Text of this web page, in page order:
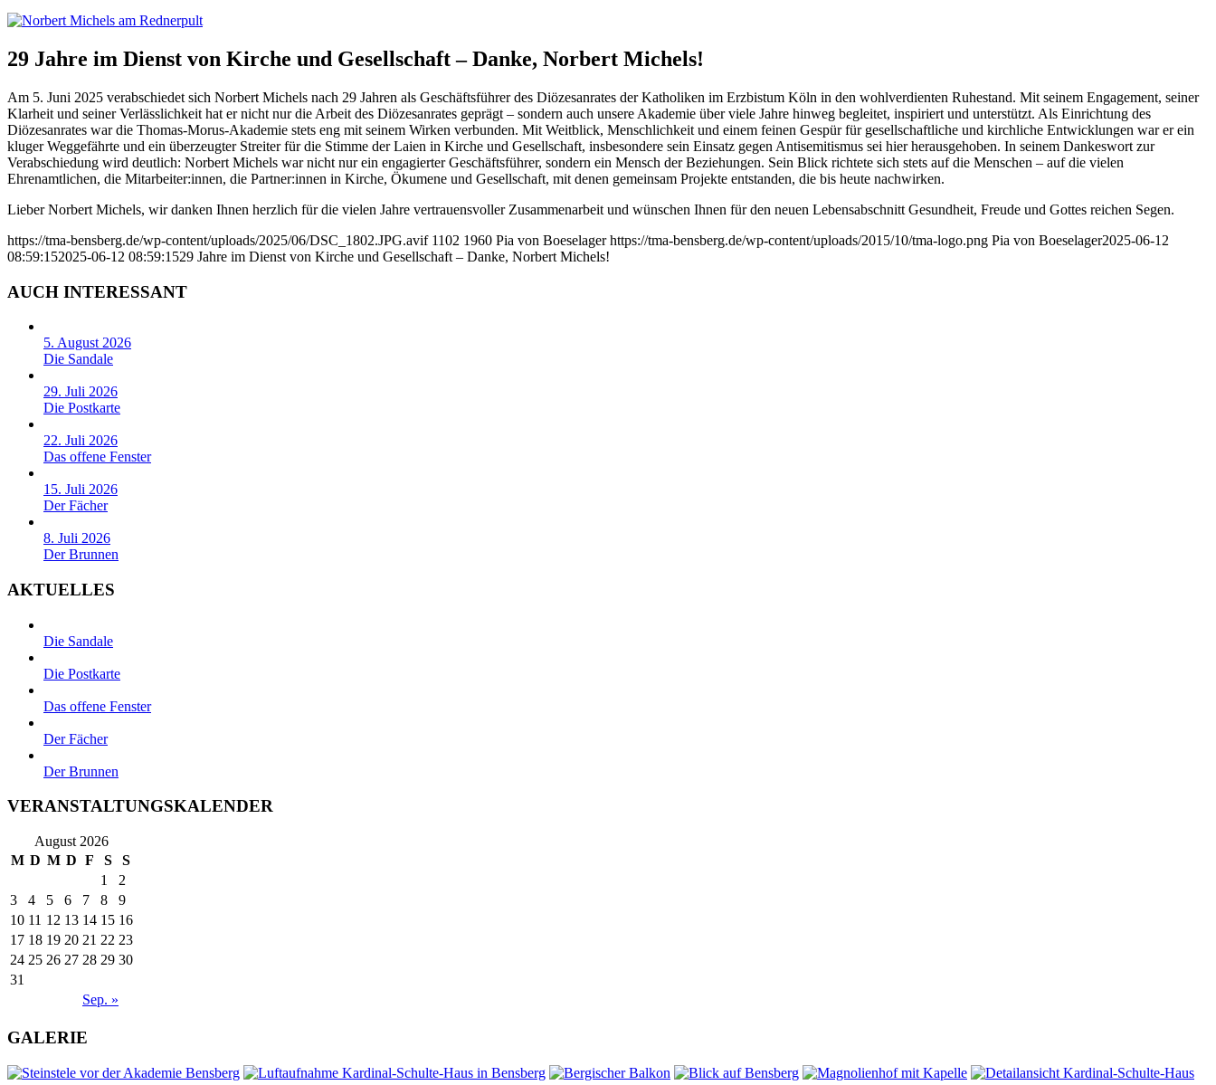
29 Jahre im Dienst von Kirche und Gesellschaft – Danke, Norbert Michels!
Am 5. Juni 2025 verabschiedet sich Norbert Michels nach 29 Jahren als Geschäftsführer des Diözesanrates der Katholiken im Erzbistum Köln in den wohlverdienten Ruhestand. Mit seinem Engagement, seiner
Klarheit und seiner Verlässlichkeit hat er nicht nur die Arbeit des Diözesanrates geprägt – sondern auch unsere Akademie über viele Jahre hinweg begleitet, inspiriert und unterstützt. Als Einrichtung des
Diözesanrates war die Thomas-Morus-Akademie stets eng mit seinem Wirken verbunden. Mit Weitblick, Menschlichkeit und einem feinen Gespür für gesellschaftliche und kirchliche Entwicklungen war er ein
kluger Weggefährte und ein überzeugter Streiter für die Stimme der Laien in Kirche und Gesellschaft, insbesondere sein Einsatz gegen Antisemitismus sei hier herausgehoben. In seinem Dankeswort zur
Verabschiedung wird deutlich: Norbert Michels war nicht nur ein engagierter Geschäftsführer, sondern ein Mensch der Beziehungen. Sein Blick richtete sich stets auf die Menschen – auf die vielen
Ehrenamtlichen, die Mitarbeiter:innen, die Partner:innen in Kirche, Ökumene und Gesellschaft, mit denen gemeinsam Projekte entstanden, die bis heute nachwirken.
Lieber Norbert Michels, wir danken Ihnen herzlich für die vielen Jahre vertrauensvoller Zusammenarbeit und wünschen Ihnen für den neuen Lebensabschnitt Gesundheit, Freude und Gottes reichen Segen.
https://tma-bensberg.de/wp-content/uploads/2025/06/DSC_1802.JPG.avif 1102 1960 Pia von Boeselager https://tma-bensberg.de/wp-content/uploads/2015/10/tma-logo.png Pia von Boeselager2025-06-12
08:59:152025-06-12 08:59:1529 Jahre im Dienst von Kirche und Gesellschaft – Danke, Norbert Michels!
AUCH INTERESSANT
5. August 2026
Die Sandale
29. Juli 2026
Die Postkarte
22. Juli 2026
Das offene Fenster
15. Juli 2026
Der Fächer
8. Juli 2026
Der Brunnen
AKTUELLES
Die Sandale
Die Postkarte
Das offene Fenster
Der Fächer
Der Brunnen
VERANSTALTUNGSKALENDER
August 2026
M D M D F S S
Sep. »
1
2
3
4 5 6 7 8
9
10 11 12 13 14 15 16
17 18 19 20 21 22 23
24 25 26 27 28 29 30
31
GALERIE